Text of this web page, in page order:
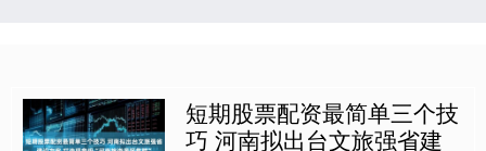
短期股票配资最简单三个技
巧 河南拟出台文旅强省建